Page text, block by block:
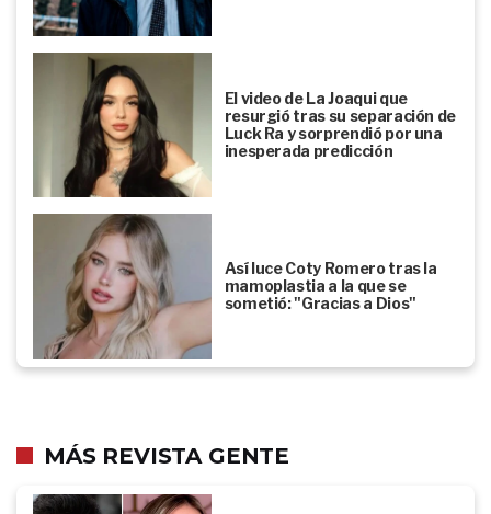
El video de La Joaqui que
resurgió tras su separación de
Luck Ra y sorprendió por una
inesperada predicción
Así luce Coty Romero tras la
mamoplastia a la que se
sometió: "Gracias a Dios"
MÁS REVISTA GENTE